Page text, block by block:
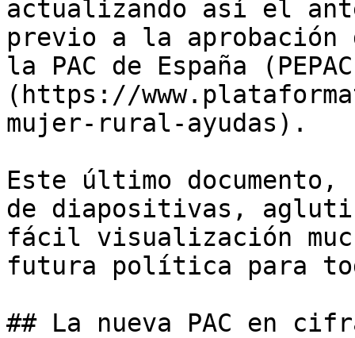
actualizando así el
previo a la
la PAC de España
(https://
mujer-rural-ayudas).
Este último documento,
de diapositivas,
fácil visualización
futura política para
## La nueva PAC en